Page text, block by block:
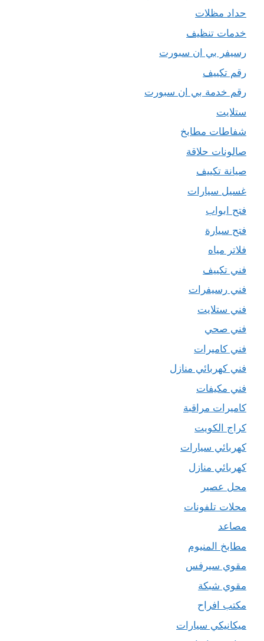
حداد مظلات
خدمات تنظيف
رسيفر بي ان سبورت
رقم تكييف
رقم خدمة بي ان سبورت
ستلايت
شفاطات مطابخ
صالونات حلاقة
صيانة تكييف
غسيل سيارات
فتح ابواب
فتح سيارة
فلاتر مياه
فني تكييف
فني رسيفرات
فني ستلايت
فني صحي
فني كاميرات
فني كهربائي منازل
فني مكيفات
كاميرات مراقبة
كراج الكويت
كهربائي سيارات
كهربائي منازل
محل عصير
محلات تلفونات
مصاعد
مطابخ المنيوم
مقوي سيرفس
مقوي شبكة
مكتب افراح
ميكانيكي سيارات